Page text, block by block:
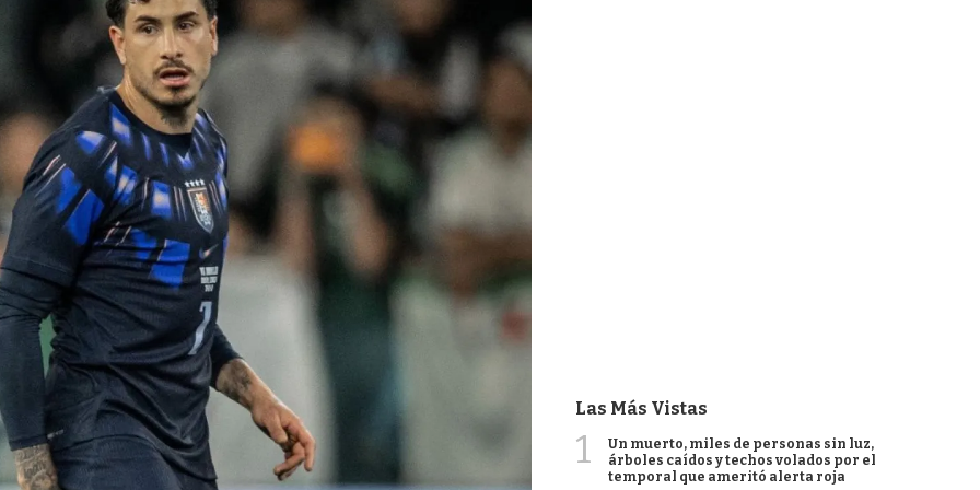
Las Más Vistas
1
Un muerto, miles de personas sin luz,
árboles caídos y techos volados por el
temporal que ameritó alerta roja